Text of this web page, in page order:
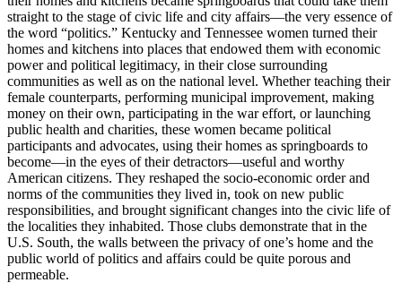
straight to the stage of civic life and city affairs—the very essence of
the word “politics.” Kentucky and Tennessee women turned their
homes and kitchens into places that endowed them with economic
power and political legitimacy, in their close surrounding
communities as well as on the national level. Whether teaching their
female counterparts, performing municipal improvement, making
money on their own, participating in the war effort, or launching
public health and charities, these women became political
participants and advocates, using their homes as springboards to
become—in the eyes of their detractors—useful and worthy
American citizens. They reshaped the socio-economic order and
norms of the communities they lived in, took on new public
responsibilities, and brought significant changes into the civic life of
the localities they inhabited. Those clubs demonstrate that in the
U.S. South, the walls between the privacy of one’s home and the
public world of politics and affairs could be quite porous and
permeable.